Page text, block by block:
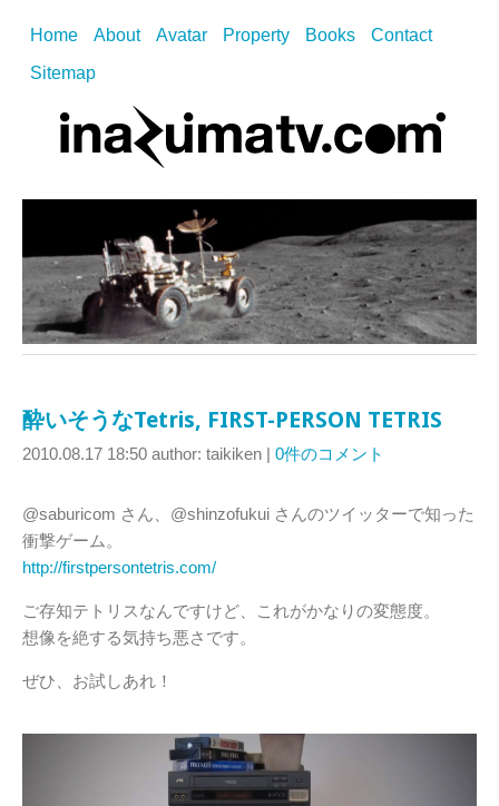
Home About Avatar Property Books
Contact
Sitemap
酔いそうなTetris, FIRST-PERSON TETRIS
2010.08.17 18:50 author: taikiken | 0件のコメント
@saburicom さん、@shinzofukui さんのツイッターで知った
衝撃ゲーム。
http://firstpersontetris.com/
ご存知テトリスなんですけど、これがかなりの変態度。
想像を絶する気持ち悪さです。
ぜひ、お試しあれ！